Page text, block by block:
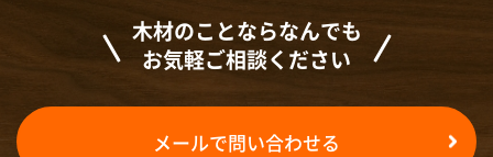
木材のことならなんでも
お気軽ご相談ください
メールで問い合わせる